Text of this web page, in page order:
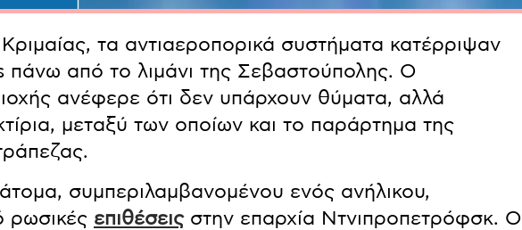
τα αντιαεροπορικά συστήματα κατέρριψαν
από το λιμάνι της Σεβαστούπολης. Ο
ανέφερε ότι δεν υπάρχουν θύματα, αλλά
μεταξύ των οποίων και το παράρτημα της
άτομα, συμπεριλαμβανομένου ενός ανήλικου,
ρωσικές επιθέσειςστην επαρχία Ντνιπροπετρόφσκ. Ο